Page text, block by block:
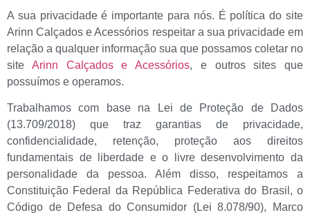
A sua privacidade é importante para nós. É política do site
Arinn Calçados e Acessórios respeitar a sua privacidade em
relação a qualquer informação sua que possamos coletar no
site Arinn Calçados e Acessórios, e outros sites que
possuímos e operamos.
Trabalhamos com base na Lei de Proteção de Dados
(13.709/2018) que traz garantias de privacidade,
confidencialidade, retenção, proteção aos direitos
fundamentais de liberdade e o livre desenvolvimento da
personalidade da pessoa. Além disso, respeitamos a
Constituição Federal da República Federativa do Brasil, o
Código de Defesa do Consumidor (Lei 8.078/90), Marco